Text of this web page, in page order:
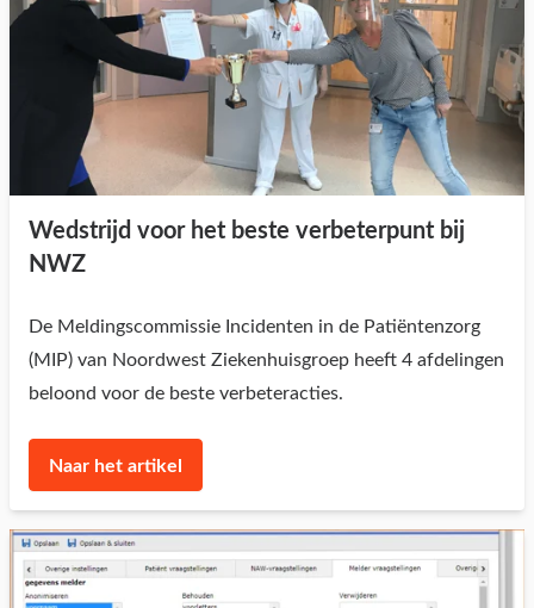
Wedstrijd voor het beste verbeterpunt bij
NWZ
De Meldingscommissie Incidenten in de Patiëntenzorg
(MIP) van Noordwest Ziekenhuisgroep heeft 4 afdelingen
beloond voor de beste verbeteracties.
Naar het artikel